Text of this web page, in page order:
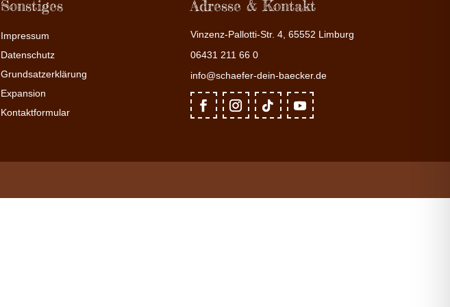
Sonstiges
Impressum
Datenschutz
Grundsatzerklärung
Expansion
Kontaktformular
Adresse & Kontakt
Vinzenz-Pallotti-Str. 4, 65552 Limburg
06431 211 66 0
info@schaefer-dein-baecker.de